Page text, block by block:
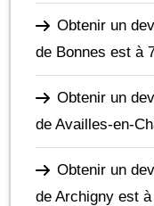
Obtenir un
de Bonnes est à
Obtenir un
de Availles-en-
Obtenir un
de Archigny est